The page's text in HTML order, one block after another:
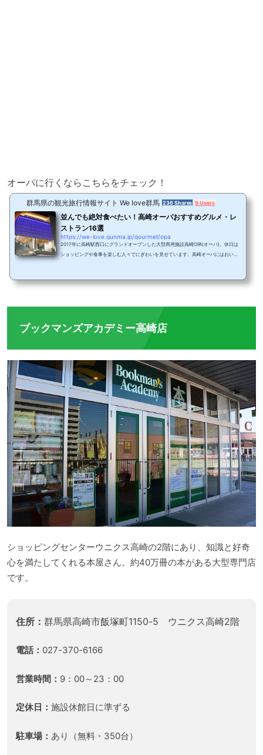
オーパに行くならこちらをチェック！
群馬県の観光旅行情報サイト We love群馬 236 Shares 9 Users
並んでも絶対食べたい！高崎オーパおすすめグルメ・レ
ストラン16選
https://we-love.gunma.jp/gourmet/opa
2017年に高崎駅西口にグランドオープンした大型商用施設高崎OPA(オーパ)。休日は
ショッピングや食事を楽しむ人々でにぎわいを見せています。高崎オーパにはおいし
オープンしたお店もありますよ！①なかじゅう亭群馬県産の赤城どりを使用した、鶏
ブックマンズアカデミー高崎店
ショッピングセンターウニクス高崎の2階にあり、知識と好奇
心を満たしてくれる本屋さん。約40万冊の本がある大型専門店
です。
住所： 群馬県高崎市飯塚町1150-5 ウニクス高崎2階
電話： 027-370-6166
営業時間： 9：00～23：00
定休日： 施設休館日に準ずる
駐車場： あり（無料・350台）